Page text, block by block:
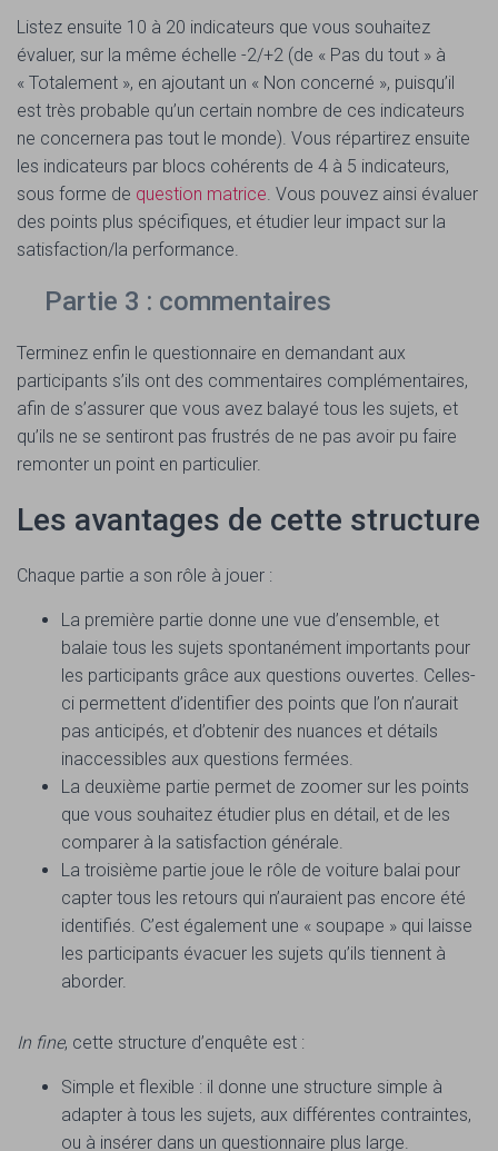
Listez ensuite 10 à 20 indicateurs que vous souhaitez
évaluer, sur la même échelle -2/+2 (de « Pas du tout » à
« Totalement », en ajoutant un « Non concerné », puisqu’il
est très probable qu’un certain nombre de ces indicateurs
ne concernera pas tout le monde). Vous répartirez ensuite
les indicateurs par blocs cohérents de 4 à 5 indicateurs,
sous forme de question matrice. Vous pouvez ainsi évaluer
des points plus spécifiques, et étudier leur impact sur la
satisfaction/la performance.
Partie 3 : commentaires
Terminez enfin le questionnaire en demandant aux
participants s’ils ont des commentaires complémentaires,
afin de s’assurer que vous avez balayé tous les sujets, et
qu’ils ne se sentiront pas frustrés de ne pas avoir pu faire
remonter un point en particulier.
Les avantages de cette structure
Chaque partie a son rôle à jouer :
La première partie donne une vue d’ensemble, et
balaie tous les sujets spontanément importants pour
les participants grâce aux questions ouvertes. Celles-
ci permettent d’identifier des points que l’on n’aurait
pas anticipés, et d’obtenir des nuances et détails
inaccessibles aux questions fermées.
La deuxième partie permet de zoomer sur les points
que vous souhaitez étudier plus en détail, et de les
comparer à la satisfaction générale.
La troisième partie joue le rôle de voiture balai pour
capter tous les retours qui n’auraient pas encore été
identifiés. C’est également une « soupape » qui laisse
les participants évacuer les sujets qu’ils tiennent à
aborder.
In fine, cette structure d’enquête est :
Simple et flexible : il donne une structure simple à
adapter à tous les sujets, aux différentes contraintes,
ou à insérer dans un questionnaire plus large.